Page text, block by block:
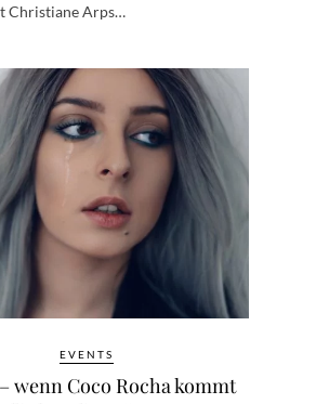
Christiane Arps…
EVENTS
wenn Coco Rocha kommt